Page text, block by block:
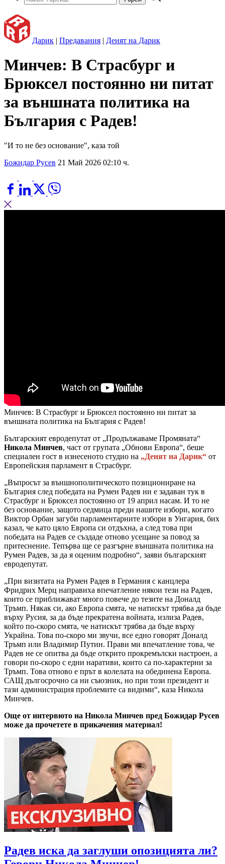
Дарик | Предавания | Денят на Дарик
Минчев: В Страсбург и
Брюксел постоянно ни питат
за външната политика на
България с Радев!
"И то не без основание", каза той
Божидар Русев 21 Май 2026 02:10 ч.
Минчев: В Страсбург и Брюксел постоянно ни питат за
външната политика на България с Радев!
Българският евродепутат от „Продължаваме Промяната“
Никола Минчев, част от групата „Обнови Европа“, беше
специален гост в изнесеното студио на „Денят на Дарик“ от
Европейския парламент в Страсбург.
„Въпросът за външнополитическото позициониране на
България след победата на Румен Радев ни е задаван тук в
Страсбург и Брюксел постоянно от 19 април насам. И то не
без основание, защото седмица преди нашите избори, когато
Виктор Орбан загуби парламентарните избори в Унгария, бих
казал, че като цяло Европа си отдъхна, а след това при
победата на Радев се създаде отново усещане за повод за
притеснение. Тепърва ще се разгърне външната политика на
Румен Радев, за да я оценим подробно“, заяви българският
евродепутат.
„При визитата на Румен Радев в Германия с канцлера
Фридрих Мерц направиха впечатление някои тези на Радев,
които се приближават много повече до тезите на Доналд
Тръмп. Някак си, ако Европа смята, че натискът трябва да бъде
върху Русия, за да бъде прекратена войната, излиза Радев,
който по-скоро смята, че натискът трябва да бъде върху
Украйна. Това по-скоро ми звучи, все едно говорят Доналд
Тръмп или Владимир Путин. Прави ми впечатление това, че
Радев не се опитва да бъде открито прокремълски настроен, а
говори по-скоро с едни наративи, които са по-характерни за
Тръмп. Това отново е прът в колелата на обединена Европа.
САЩ дългосрочно са ни съюзник, но при този президент и
тази администрация проблемите са видими“, каза Никола
Минчев.
Още от интервюто на Никола Минчев пред Божидар Русев
може да прочетете в прикачения материал!
Радев иска да заглуши опозицията ли?